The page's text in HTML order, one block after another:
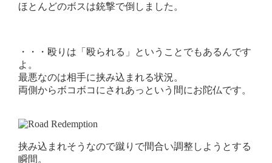
ほとんどのボスは銃撃で倒しました。
・・・殴りは「殴られる」ということでもあるんです
よ。
最悪なのは相手に挟み込まれる状況。
両側からボコボコにされあっという間にお陀仏です。
挟み込まれそうなので蹴りで間合い調整しようとする
瞬間。